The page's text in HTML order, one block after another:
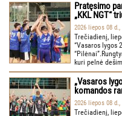
Pratęsimo
„KKL NGT“
2026 liepos 08 d.,
Trečiadienį,
“Vasaros lygos
kuri pelnė
„Vasaros
komandos
2026 liepos 08 d.,
Trečiadienį,